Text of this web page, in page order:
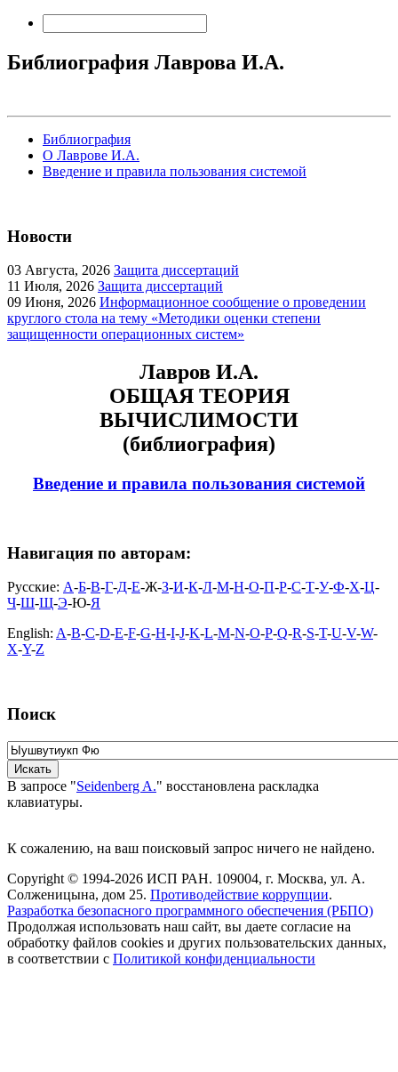
Библиография Лаврова И.А.
Библиография
О Лаврове И.А.
Введение и правила пользования системой
Новости
03 Августа, 2026 Защита диссертаций
11 Июля, 2026 Защита диссертаций
09 Июня, 2026 Информационное сообщение о проведении
круглого стола на тему «Методики оценки степени
защищенности операционных систем»
Лавров И.А.
ОБЩАЯ ТЕОРИЯ
ВЫЧИСЛИМОСТИ
(библиография)
Введение и правила пользования системой
Навигация по авторам:
Русские: А-Б-В-Г-Д-Е-Ж-З-И-К-Л-М-Н-О-П-Р-С-Т-У-Ф-Х-Ц-
Ч-Ш-Щ-Э-Ю-Я
English: A-B-C-D-E-F-G-H-I-J-K-L-M-N-O-P-Q-R-S-T-U-V-W-
X-Y-Z
Поиск
В запросе "Seidenberg A." восстановлена раскладка
клавиатуры.
К сожалению, на ваш поисковый запрос ничего не найдено.
Copyright © 1994-2026 ИСП РАН. 109004, г. Москва, ул. А.
Солженицына, дом 25. Противодействие коррупции.
Разработка безопасного программного обеспечения (РБПО)
Продолжая использовать наш сайт, вы даете согласие на
обработку файлов cookies и других пользовательских данных,
в соответствии с Политикой конфиденциальности